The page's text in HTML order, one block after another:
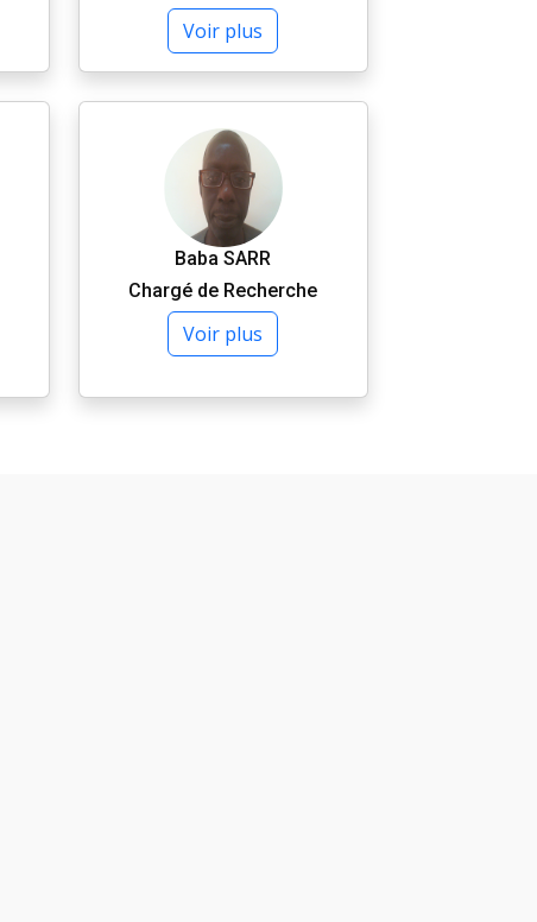
Voir plus
Baba SARR
Chargé de Recherche
Voir plus